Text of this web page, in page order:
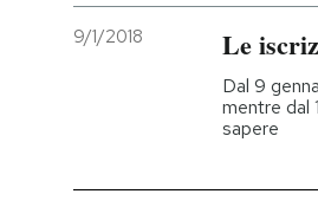
9/1/2018 Le
Dal 9
mentre dal
sapere